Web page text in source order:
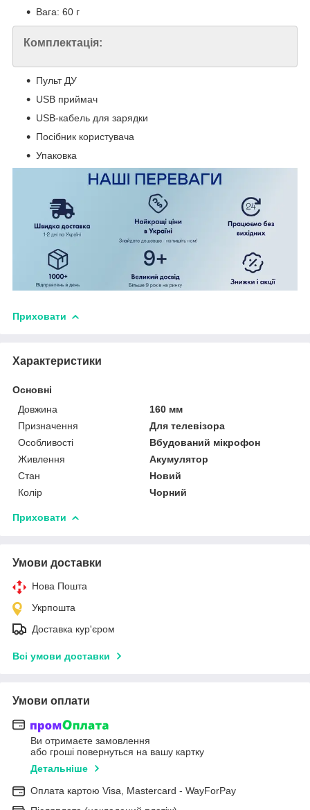
Вага: 60 г
Комплектація:
Пульт ДУ
USB приймач
USB-кабель для зарядки
Посібник користувача
Упаковка
Приховати
Характеристики
Основні
Довжина
160 мм
Призначення
Для телевізора
Особливості
Вбудований мікрофон
Живлення
Акумулятор
Стан
Новий
Колір
Чорний
Приховати
Умови доставки
Нова Пошта
Укрпошта
Доставка кур'єром
Всі умови доставки
Умови оплати
Ви отримаєте замовлення
або гроші повернуться на вашу картку
Детальніше
Оплата картою Visa, Mastercard - WayForPay